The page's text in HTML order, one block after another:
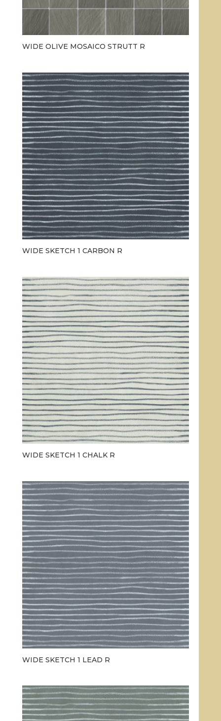
WIDE OLIVE MOSAICO STRUTT R
WIDE SKETCH 1 CARBON R
WIDE SKETCH 1 CHALK R
WIDE SKETCH 1 LEAD R